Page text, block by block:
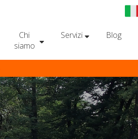
Chi
siamo
Servizi Blog